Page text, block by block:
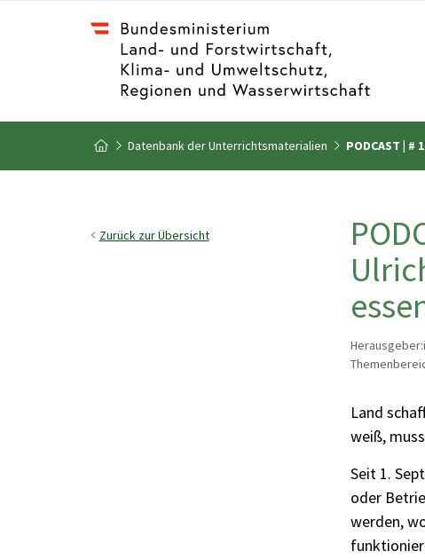
Zum Inhalt
Zum Inhaltsverzeichnis
Zur Startseite
Datenbank der Unterrichtsmaterialien PODCAST |
Zurück zur Übersicht
Land
weiß,
Seit 1.
oder
werden,